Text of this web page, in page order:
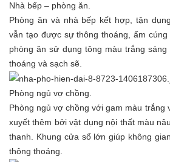
Nhà bếp – phòng ăn.
Phòng ăn và nhà bếp kết hợp, tận
vẫn tạo được sự thông thoáng, ấm
phòng ăn sử dụng tông màu trắng
thoáng và sạch sẽ.
Phòng ngủ vợ chồng.
Phòng ngủ vợ chồng với gam màu trắng
xuyết thêm bởi vật dụng nội thất màu
thanh. Khung cửa sổ lớn giúp không
thông thoáng.